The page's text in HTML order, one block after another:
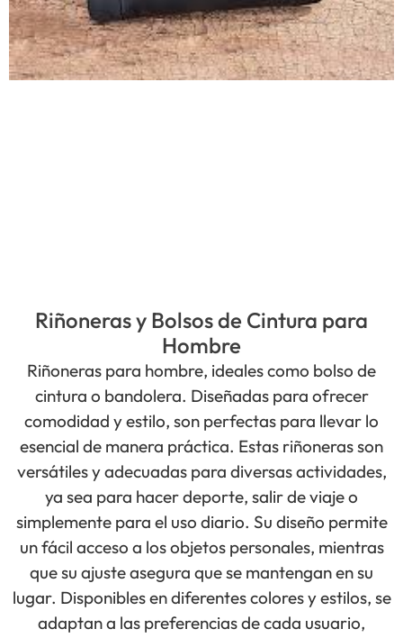
Riñoneras y Bolsos de Cintura para
Hombre
Riñoneras para hombre, ideales como bolso de
cintura o bandolera. Diseñadas para ofrecer
comodidad y estilo, son perfectas para llevar lo
esencial de manera práctica. Estas riñoneras son
versátiles y adecuadas para diversas actividades,
ya sea para hacer deporte, salir de viaje o
simplemente para el uso diario. Su diseño permite
un fácil acceso a los objetos personales, mientras
que su ajuste asegura que se mantengan en su
lugar. Disponibles en diferentes colores y estilos, se
adaptan a las preferencias de cada usuario,